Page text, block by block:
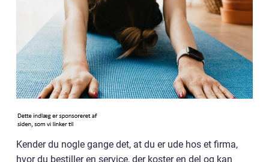
Kender du nogle gange det, at du er ude hos et firma,
hvor du bestiller en service, der koster en del og kan